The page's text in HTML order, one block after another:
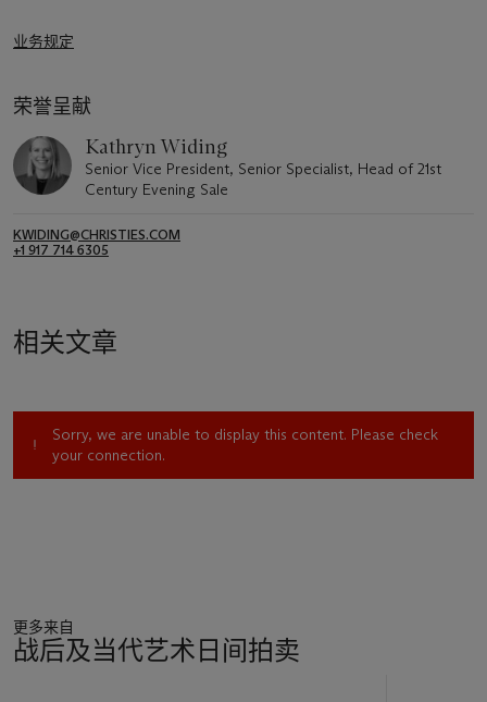
业务规定
荣誉呈献
Kathryn Widing
Senior Vice President, Senior Specialist, Head of 21st
Century Evening Sale
KWIDING@CHRISTIES.COM
+1 917 714 6305
相关文章
Sorry, we are unable to display this content. Please check
your connection.
更多来自
战后及当代艺术日间拍卖